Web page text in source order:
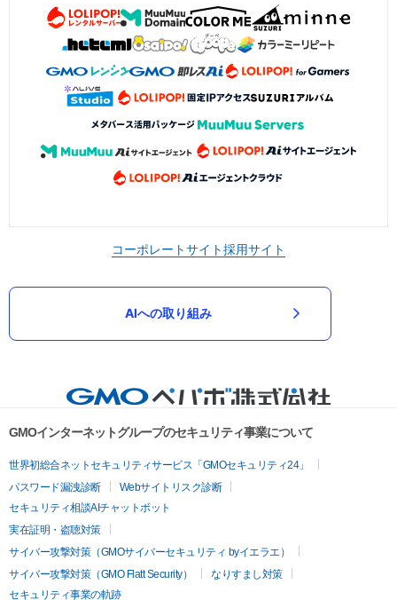
コーポレートサイト採用サイト
AIへの取り組み
GMOインターネットグループのセキュリティ事業について
世界初総合ネットセキュリティサービス「GMOセキュリティ24」
パスワード漏洩診断
Webサイトリスク診断
セキュリティ相談AIチャットボット
実在証明・盗聴対策
サイバー攻撃対策（GMOサイバーセキュリティ byイエラエ）
サイバー攻撃対策（GMO Flatt Security）
なりすまし対策
セキュリティ事業の軌跡